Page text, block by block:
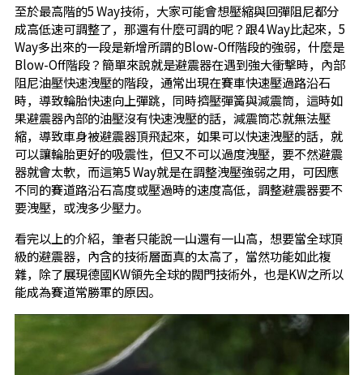
至於最高階的5 Way技術，大家可能會想壓縮與回彈阻尼都分
成高低速可調整了，那還有什麼可調的呢？跟4 Way比起來，5
Way多出來的一段是新增所謂的Blow-Off階段的強弱，什麼是
Blow-Off階段？簡單來說就是避震器在遇到強大衝擊時，內部
阻尼油壓快速洩壓的階段，通常出現在賽車快速壓過路沿石
時，導致輪胎快速向上彈跳，同時擠壓彈簧與減震筒，這時如
果避震器內部的油壓沒有快速洩壓的話，減震筒芯就無法壓
縮，導致車身被避震器頂飛起來，如果可以快速洩壓的話，就
可以讓輪胎更好的吸震性，但又不可以過度洩壓，要不然避震
器就會太軟，而這第5 Way就是在調整洩壓強弱之用，可因應
不同的賽道路沿石高度或壓過時的速度高低，調整避震器要不
要洩壓，或洩多少壓力。
看完以上的介紹，筆者只能說一山還有一山高，想要當全球頂
級的避震器，內含的技術層面真的太高了，當然功能如此複
雜，除了展現德國KW領先全球的閥門技術外，也是KW之所以
能成為賽道常勝軍的原因。